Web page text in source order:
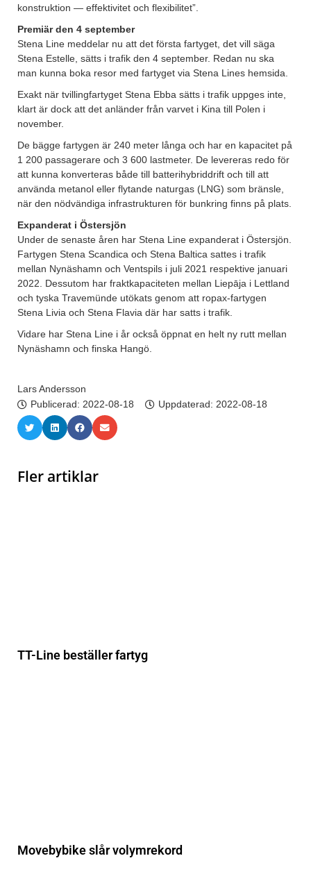
konstruktion — effektivitet och flexibilitet”.
Premiär den 4 september
Stena Line meddelar nu att det första fartyget, det vill säga
Stena Estelle, sätts i trafik den 4 september. Redan nu ska
man kunna boka resor med fartyget via Stena Lines hemsida.
Exakt när tvillingfartyget Stena Ebba sätts i trafik uppges inte,
klart är dock att det anländer från varvet i Kina till Polen i
november.
De bägge fartygen är 240 meter långa och har en kapacitet på
1 200 passagerare och 3 600 lastmeter. De levereras redo för
att kunna konverteras både till batterihybriddrift och till att
använda metanol eller flytande naturgas (LNG) som bränsle,
när den nödvändiga infrastrukturen för bunkring finns på plats.
Expanderat i Östersjön
Under de senaste åren har Stena Line expanderat i Östersjön.
Fartygen Stena Scandica och Stena Baltica sattes i trafik
mellan Nynäshamn och Ventspils i juli 2021 respektive januari
2022. Dessutom har fraktkapaciteten mellan Liepāja i Lettland
och tyska Travemünde utökats genom att ropax-fartygen
Stena Livia och Stena Flavia där har satts i trafik.
Vidare har Stena Line i år också öppnat en helt ny rutt mellan
Nynäshamn och finska Hangö.
Lars Andersson
Publicerad: 2022-08-18 Uppdaterad: 2022-08-18
Fler artiklar
TT-Line beställer fartyg
Movebybike slår volymrekord